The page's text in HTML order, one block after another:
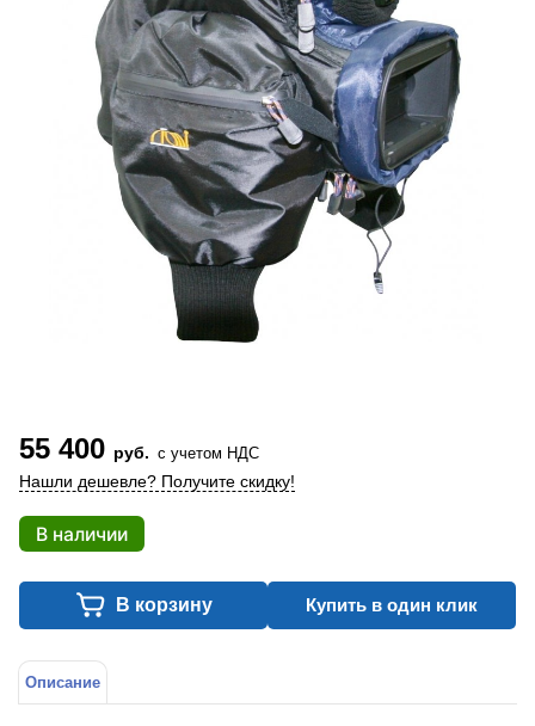
55 400 руб. с учетом НДС
Нашли дешевле? Получите скидку!
В наличии
В корзину Купить в один клик
Описание